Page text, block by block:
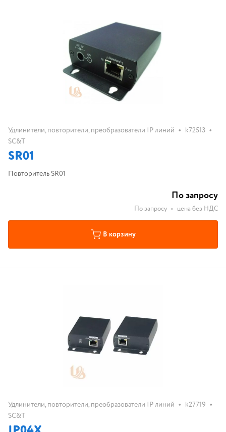
Удлинители, повторители, преобразователи IP линий • k72513 •
SC&T
SR01
Повторитель SR01
По запросу
По запросу • цена без НДС
В корзину
Удлинители, повторители, преобразователи IP линий • k27719 •
SC&T